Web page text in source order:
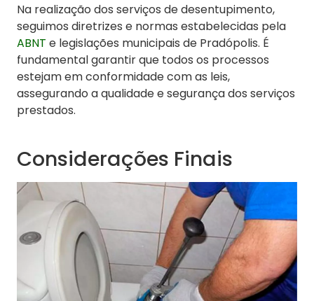
Na realização dos serviços de desentupimento,
seguimos diretrizes e normas estabelecidas pela
ABNT e legislações municipais de Pradópolis. É
fundamental garantir que todos os processos
estejam em conformidade com as leis,
assegurando a qualidade e segurança dos serviços
prestados.
Considerações Finais